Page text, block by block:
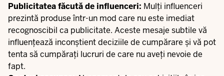
Publicitatea făcută de influenceri: Mulți influenceri
prezintă produse într-un mod care nu este imediat
recognoscibil ca publicitate. Aceste mesaje subtile vă
influențează inconștient deciziile de cumpărare și vă pot
tenta să cumpărați lucruri de care nu aveți nevoie de
fapt.